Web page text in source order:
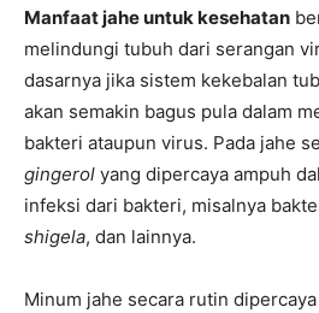
Manfaat jahe untuk kesehatan
melindungi tubuh dari serangan
dasarnya jika sistem kekebalan
akan semakin bagus pula dalam
bakteri ataupun virus. Pada jahe
gingerol yang dipercaya ampuh
infeksi dari bakteri, misalnya
shigela, dan lainnya.
Minum jahe secara rutin